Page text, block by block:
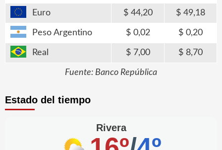
Euro 44,20 49,18
Peso Argentino 0,02 0,20
Real 7,00 8,70
Fuente: Banco República
Estado del tiempo
Rivera